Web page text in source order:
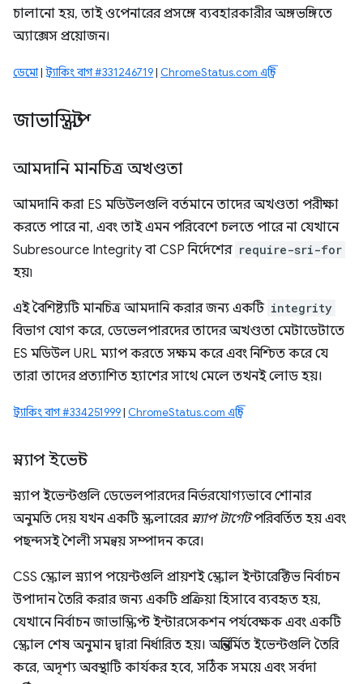
চালানো হয়, তাই ওপেনারের প্রসঙ্গে ব্যবহারকারীর অঙ্গভঙ্গিতে
অ্যাক্সেস প্রয়োজন।
ডেমো| ট্র্যাকিং বাগ #331246719| ChromeStatus.com এন্ট্রি
জাভাস্ক্রিপ্ট
আমদানি মানচিত্র অখণ্ডতা
আমদানি করা ES মডিউলগুলি বর্তমানে তাদের অখণ্ডতা পরীক্ষা
করতে পারে না, এবং তাই এমন পরিবেশে চলতে পারে না যেখানে
Subresource Integrity বা CSP নির্দেশের require-sri-for
হয়৷
এই বৈশিষ্ট্যটি মানচিত্র আমদানি করার জন্য একটি integrity
বিভাগ যোগ করে, ডেভেলপারদের তাদের অখণ্ডতা মেটাডেটাতে
ES মডিউল URL ম্যাপ করতে সক্ষম করে এবং নিশ্চিত করে যে
তারা তাদের প্রত্যাশিত হ্যাশের সাথে মেলে তখনই লোড হয়।
ট্র্যাকিং বাগ #334251999| ChromeStatus.com এন্ট্রি
স্ন্যাপ ইভেন্ট
স্ন্যাপ ইভেন্টগুলি ডেভেলপারদের নির্ভরযোগ্যভাবে শোনার
অনুমতি দেয় যখন একটি স্ক্রলারের স্ন্যাপ টার্গেটপরিবর্তিত হয় এবং
পছন্দসই শৈলী সমন্বয় সম্পাদন করে।
CSS স্ক্রোল স্ন্যাপ পয়েন্টগুলি প্রায়শই স্ক্রোল ইন্টারেক্টিভ নির্বাচন
উপাদান তৈরি করার জন্য একটি প্রক্রিয়া হিসাবে ব্যবহৃত হয়,
যেখানে নির্বাচন জাভাস্ক্রিপ্ট ইন্টারসেকশন পর্যবেক্ষক এবং একটি
স্ক্রোল শেষ অনুমান দ্বারা নির্ধারিত হয়। অন্তর্নির্মিত ইভেন্টগুলি তৈরি
করে, অদৃশ্য অবস্থাটি কার্যকর হবে, সঠিক সময়ে এবং সর্বদা